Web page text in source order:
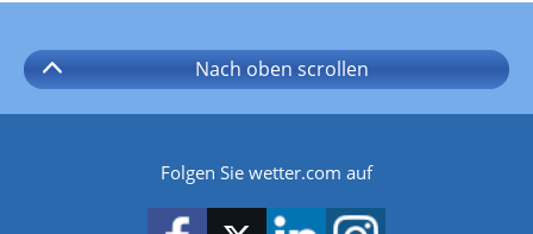
Nach oben scrollen
Folgen Sie wetter.com auf